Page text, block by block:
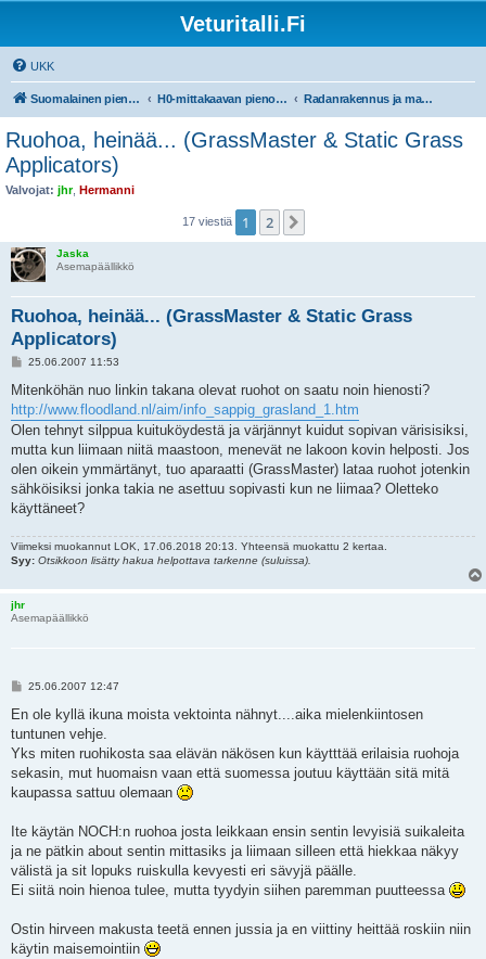
Veturitalli.Fi
UKK
Suomalainen pienoisrautatiefoorumi H0-mittakaavan pienoisrautatiet Radanrakennus ja maisemointi
Ruohoa, heinää... (GrassMaster & Static Grass
Applicators)
Valvojat: jhr, Hermanni
17 viestiä 1 2
Jaska
Asemapäällikkö
Ruohoa, heinää... (GrassMaster & Static Grass
Applicators)
V
e
t
i
25.06.2007 11:53
Mitenköhän nuo linkin takana olevat ruohot on saatu noin hienosti?
http://www.floodland.nl/aim/info_sappig_grasland_1.htm
Olen tehnyt silppua kuituköydestä ja värjännyt kuidut sopivan värisisiksi,
mutta kun liimaan niitä maastoon, menevät ne lakoon kovin helposti. Jos
olen oikein ymmärtänyt, tuo aparaatti (GrassMaster) lataa ruohot jotenkin
sähköisiksi jonka takia ne asettuu sopivasti kun ne liimaa? Oletteko
käyttäneet?
Viimeksi muokannut LOK , 17.06.2018 20:13. Yhteensä muokattu 2 kertaa.
Syy: Otsikkoon lisätty hakua helpottava tarkenne (suluissa).
jhr
Asemapäällikkö
V
e
t
i
25.06.2007 12:47
En ole kyllä ikuna moista vektointa nähnyt....aika mielenkiintosen
tuntunen vehje.
Yks miten ruohikosta saa elävän näkösen kun käytttää erilaisia ruohoja
sekasin, mut huomaisn vaan että suomessa joutuu käyttään sitä mitä
kaupassa sattuu olemaan
Ite käytän NOCH:n ruohoa josta leikkaan ensin sentin levyisiä suikaleita
ja ne pätkin about sentin mittasiks ja liimaan silleen että hiekkaa näkyy
välistä ja sit lopuks ruiskulla kevyesti eri sävyjä päälle.
Ei siitä noin hienoa tulee, mutta tyydyin siihen paremman puutteessa
Ostin hirveen makusta teetä ennen jussia ja en viittiny heittää roskiin niin
käytin maisemointiin